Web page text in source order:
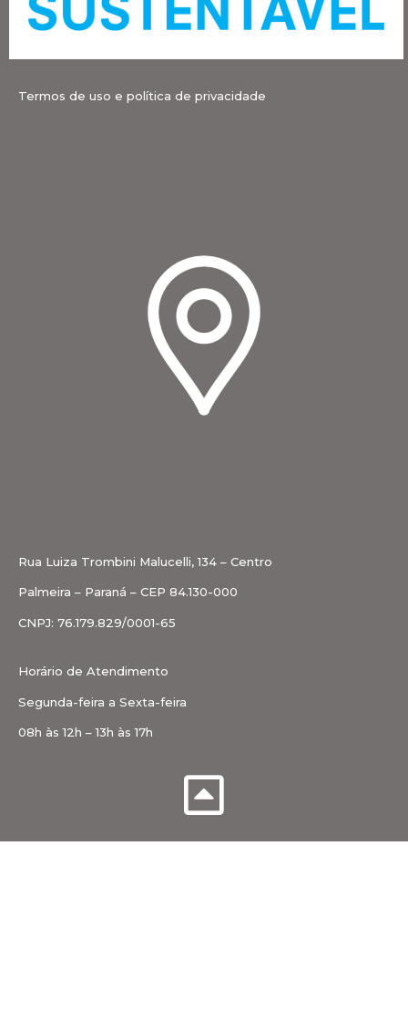
Termos de uso e política de privacidade
Rua Luiza Trombini Malucelli, 134 – Centro
Palmeira – Paraná – CEP 84.130-000
CNPJ: 76.179.829/0001-65
Horário de Atendimento
Segunda-feira a Sexta-feira
08h às 12h – 13h às 17h